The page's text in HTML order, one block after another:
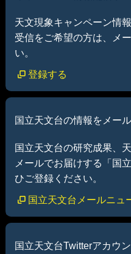
天文現象キャンペーン情
受信をご希望の方は、メ
い。
登録する
国立天文台の情報をメー
国立天文台の研究成果、
メールでお届けする「国
ひご登録ください。
国立天文台メールニュ
国立天文台Twitterアカウ